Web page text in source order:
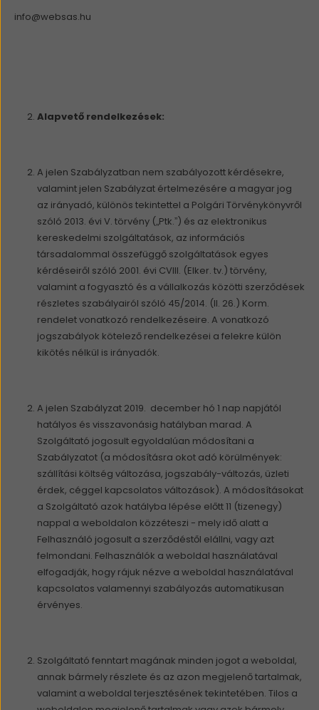
info@websas.hu
Alapvető rendelkezések:
A jelen Szabályzatban nem szabályozott kérdésekre,
valamint jelen Szabályzat értelmezésére a magyar jog
az irányadó, különös tekintettel a Polgári Törvénykönyvről
szóló 2013. évi V. törvény („Ptk.”) és az elektronikus
kereskedelmi szolgáltatások, az információs
társadalommal összefüggő szolgáltatások egyes
kérdéseiről szóló 2001. évi CVIII. (Elker. tv.) törvény,
valamint a fogyasztó és a vállalkozás közötti szerződések
részletes szabályairól szóló 45/2014. (II. 26.) Korm.
rendelet vonatkozó rendelkezéseire. A vonatkozó
jogszabályok kötelező rendelkezései a felekre külön
kikötés nélkül is irányadók.
A jelen Szabályzat 2019. december hó 1 nap napjától
hatályos és visszavonásig hatályban marad. A
Szolgáltató jogosult egyoldalúan módosítani a
Szabályzatot (a módosításra okot adó körülmények:
szállítási költség változása, jogszabály-változás, üzleti
érdek, céggel kapcsolatos változások). A módosításokat
a Szolgáltató azok hatályba lépése előtt 11 (tizenegy)
nappal a weboldalon közzéteszi - mely idő alatt a
Felhasználó jogosult a szerződéstől elállni, vagy azt
felmondani. Felhasználók a weboldal használatával
elfogadják, hogy rájuk nézve a weboldal használatával
kapcsolatos valamennyi szabályozás automatikusan
érvényes.
Szolgáltató fenntart magának minden jogot a weboldal,
annak bármely részlete és az azon megjelenő tartalmak,
valamint a weboldal terjesztésének tekintetében. Tilos a